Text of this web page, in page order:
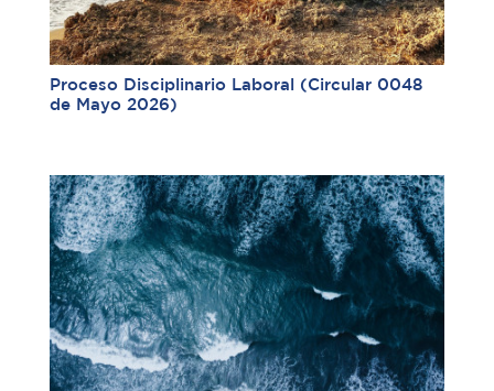
Proceso Disciplinario Laboral (Circular 0048
de Mayo 2026)